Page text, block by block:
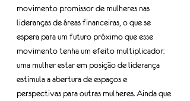
movimento promissor de mulheres nas
lideranças de áreas financeiras, o que se
espera para um futuro próximo que esse
movimento tenha um efeito multiplicador:
uma mulher estar em posição de liderança
estimula a abertura de espaços e
perspectivas para outras mulheres. Ainda que